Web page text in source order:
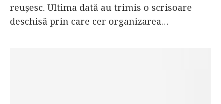
reușesc. Ultima dată au trimis o scrisoare
deschisă prin care cer organizarea…